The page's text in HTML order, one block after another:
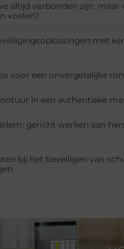
altijd verbonden zijn, maar
voelen?
met
voor een onvergetelijke
in een authentieke
gericht werken aan
bij het beveiligen van